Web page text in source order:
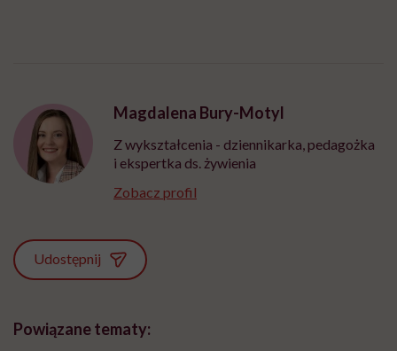
Magdalena Bury-Motyl
Z wykształcenia - dziennikarka, pedagożka
i ekspertka ds. żywienia
Zobacz profil
Udostępnij
Powiązane tematy: